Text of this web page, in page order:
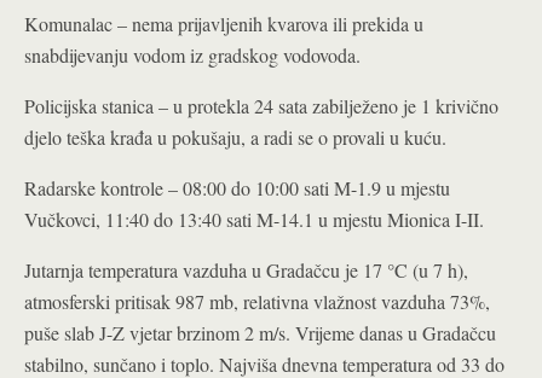
Komunalac – nema prijavljenih kvarova ili prekida u
snabdijevanju vodom iz gradskog vodovoda.
Policijska stanica – u protekla 24 sata zabilježeno je 1 krivično
djelo teška krađa u pokušaju, a radi se o provali u kuću.
Radarske kontrole – 08:00 do 10:00 sati M-1.9 u mjestu
Vučkovci, 11:40 do 13:40 sati M-14.1 u mjestu Mionica I-II.
Jutarnja temperatura vazduha u Gradačcu je 17 °C (u 7 h),
atmosferski pritisak 987 mb, relativna vlažnost vazduha 73%,
puše slab J-Z vjetar brzinom 2 m/s. Vrijeme danas u Gradačcu
stabilno, sunčano i toplo. Najviša dnevna temperatura od 33 do